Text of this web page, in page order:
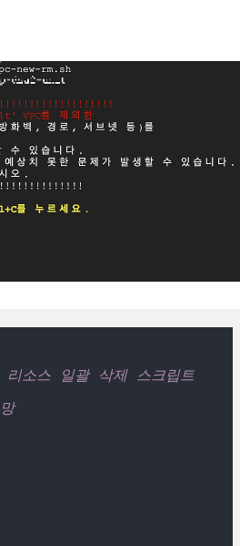
소스 일괄 삭제 스크립트